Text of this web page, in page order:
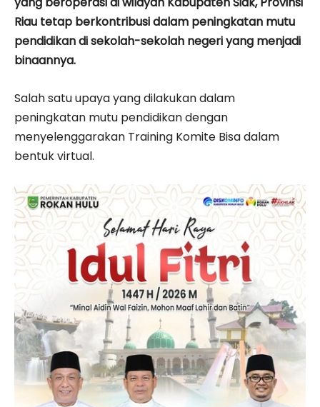
Riau tetap berkontribusi dalam peningkatan mutu
pendidikan di sekolah-sekolah negeri yang menjadi
binaannya.
Salah satu upaya yang dilakukan dalam
peningkatan mutu pendidikan dengan
menyelenggarakan Training Komite Bisa dalam
bentuk virtual.